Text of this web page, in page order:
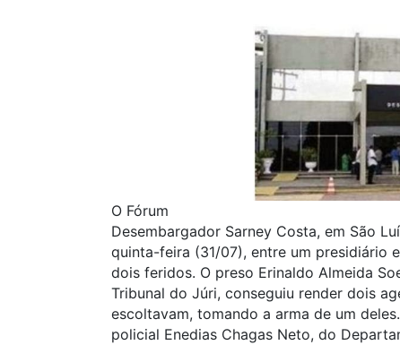
O Fórum
Desembargador Sarney Costa, em São
quinta-feira (31/07), entre um presidiário
dois feridos. O preso Erinaldo Almeida
Tribunal do Júri, conseguiu render dois
escoltavam, tomando a arma de um
policial Enedias Chagas Neto, do